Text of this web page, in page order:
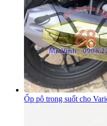
Ốp pô trong suốt cho